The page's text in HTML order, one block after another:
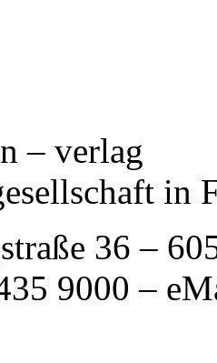
– verlag
in
36 –
9000 –